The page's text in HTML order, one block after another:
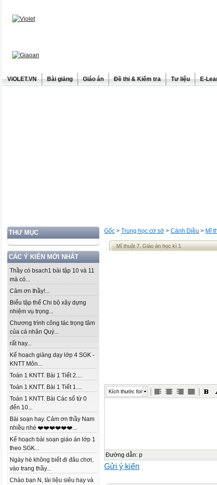
ViOLET.VN Bài giảng Giáo án Đề thi & Kiểm tra Tư liệu E-
THƯ MỤC
CÁC Ý KIẾN MỚI NHẤT
Thầy có bsach1 bài tập 10 và 11
mà có...
Cảm ơn thầy!...
Biểu tập thể Chi bộ xây dựng
nhiệm vụ trọng...
Chương trình công tác trọng tâm
của cá nhân Quý...
rất hay...
Kế hoạch giảng dạy lớp 4 SGK -
KNTT Môn...
Toán 1 KNTT. Bài 1 Tiết 2....
Toán 1 KNTT. Bài 1 Tiết 1....
Toán 1 KNTT. Bài Các số từ 0
đến 10...
Bài soạn hay. Cảm ơn thầy Nam
nhiều nhé ❤️❤️❤️❤️❤️❤️...
Kế hoạch bài soạn giáo án lớp 1
theo SGK...
Ngày hè không biết đi đâu chơi,
vào trang thầy...
Chào bạn N, tài liệu siêu hay và
Gốc > Trung học cơ sở > Cánh Diều > Mĩ
Mĩ thuật 7. Giáo án học kì 1
Kích thước font
Đường dẫn: p
Gửi ý kiến